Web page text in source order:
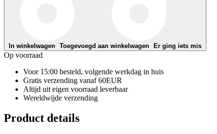
In winkelwagen Toegevoegd aan winkelwagen Er ging iets mis
Op voorraad
Voor 15:00 besteld, volgende werkdag in huis
Gratis verzending vanaf 60EUR
Altijd uit eigen voorraad leverbaar
Wereldwijde verzending
Product details